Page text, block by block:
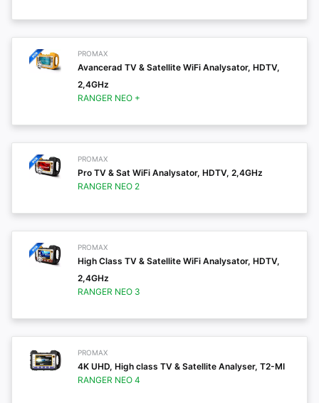
PROMAX
Avancerad TV & Satellite WiFi Analysator, HDTV,
2,4GHz
RANGER NEO +
PROMAX
Pro TV & Sat WiFi Analysator, HDTV, 2,4GHz
RANGER NEO 2
PROMAX
High Class TV & Satellite WiFi Analysator, HDTV,
2,4GHz
RANGER NEO 3
PROMAX
4K UHD, High class TV & Satellite Analyser, T2-MI
RANGER NEO 4